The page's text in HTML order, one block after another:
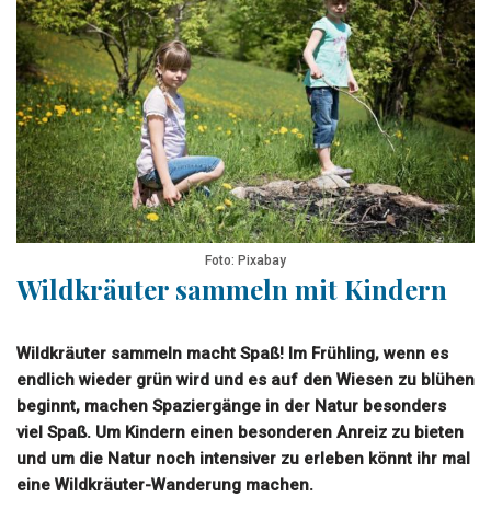
Foto: Pixabay
Wildkräuter sammeln mit Kindern
Wildkräuter sammeln macht Spaß! Im Frühling, wenn es
endlich wieder grün wird und es auf den Wiesen zu blühen
beginnt, machen Spaziergänge in der Natur besonders
viel Spaß. Um Kindern einen besonderen Anreiz zu bieten
und um die Natur noch intensiver zu erleben könnt ihr mal
eine Wildkräuter-Wanderung machen.